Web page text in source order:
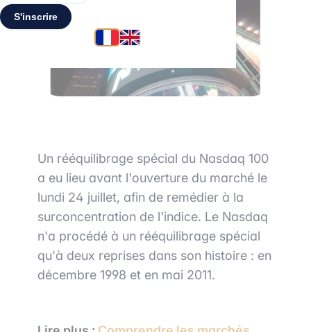
S'inscrire
Un rééquilibrage spécial du Nasdaq 100
a eu lieu avant l'ouverture du marché le
lundi 24 juillet, afin de remédier à la
surconcentration de l'indice. Le Nasdaq
n'a procédé à un rééquilibrage spécial
qu'à deux reprises dans son histoire : en
décembre 1998 et en mai 2011.